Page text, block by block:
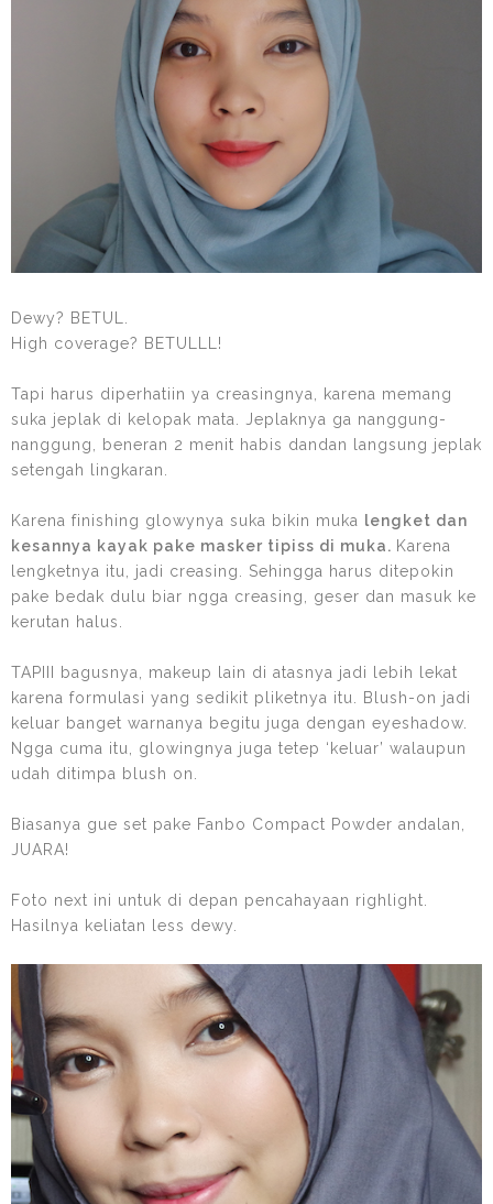
Dewy? BETUL.
High coverage? BETULLL!
Tapi harus diperhatiin ya creasingnya, karena memang
suka jeplak di kelopak mata. Jeplaknya ga nanggung-
nanggung, beneran 2 menit habis dandan langsung jeplak
setengah lingkaran.
Karena finishing glowynya suka bikin muka lengket dan
kesannya kayak pake masker tipiss di muka. Karena
lengketnya itu, jadi creasing. Sehingga harus ditepokin
pake bedak dulu biar ngga creasing, geser dan masuk ke
kerutan halus.
TAPIII bagusnya, makeup lain di atasnya jadi lebih lekat
karena formulasi yang sedikit pliketnya itu. Blush-on jadi
keluar banget warnanya begitu juga dengan eyeshadow.
Ngga cuma itu, glowingnya juga tetep ‘keluar’ walaupun
udah ditimpa blush on.
Biasanya gue set pake Fanbo Compact Powder andalan,
JUARA!
Foto next ini untuk di depan pencahayaan righlight.
Hasilnya keliatan less dewy.